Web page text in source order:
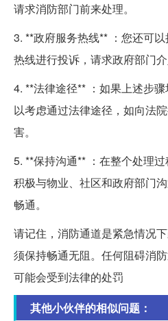
请求消防部门前来处理。
3. **政府服务热线** ：您还可
热线进行投诉，请求政府部门介
4. **法律途径** ：如果上述步
以考虑通过法律途径，如向法
害。
5. **保持沟通** ：在整个处理
积极与物业、社区和政府部门
畅通。
请记住，消防通道是紧急情况
须保持畅通无阻。任何阻碍消
可能会受到法律的处罚
其他小伙伴的相似问题：